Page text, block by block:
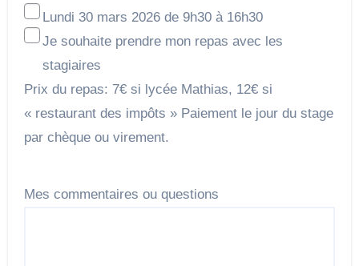
Lundi 30 mars 2026 de 9h30 à 16h30
Je souhaite prendre mon repas avec les
stagiaires
Prix du repas: 7€ si lycée Mathias, 12€ si
« restaurant des impôts » Paiement le jour du stage
par chèque ou virement.
Mes commentaires ou questions